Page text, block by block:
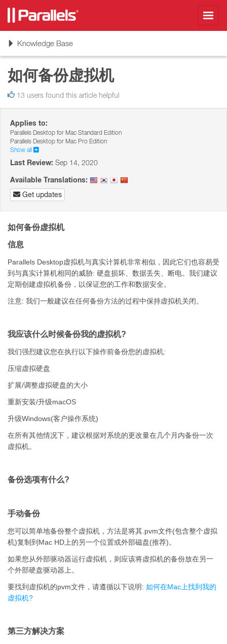
ToggleKnowledge Base
如何备份虚拟机
13 users found this article helpful
Applies to:
Parallels Desktop for Mac Standard Edition
Parallels Desktop for Mac Pro Edition
Show all
Last Review: Sep 14, 2020
Available Translations:
Get updates
如何备份虚拟机
信息
Parallels Desktop虚拟机与真实计算机非常相似，因此它们也容易受
到与真实计算机相同的威胁: 硬盘损坏、数据丢失、断电。我们建议
定期创建虚拟机备份，以保证您的工作和数据安全。
注意: 我们一般建议在任何备份方法的过程中保持虚拟机关闭。
我应该什么时候备份我的虚拟机?
我们强烈建议您在执行以下操作前备份您的虚拟机:
压缩虚拟硬盘
扩展/调整虚拟硬盘的大小
重新安装/升级macOS
升级Windows(客户操作系统)
在所有其他情况下，建议根据对系统的更改量在几个月内备份一次
虚拟机。
备份选项有什么?
手动备份
您可以简单地备份整个虚拟机，方法是将其.pvm文件(包含整个虚拟
机)复制到Mac HD上的另一个位置或外部磁盘(推荐)。
如果您从外部驱动器运行虚拟机，则应该将虚拟机的备份放在另一
个外部硬盘驱动器上。
要找到虚拟机的pvm文件，请遵循以下说明: 如何在Mac上找到我的
虚拟机?
第三方解决方案